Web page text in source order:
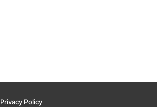
Privacy Policy